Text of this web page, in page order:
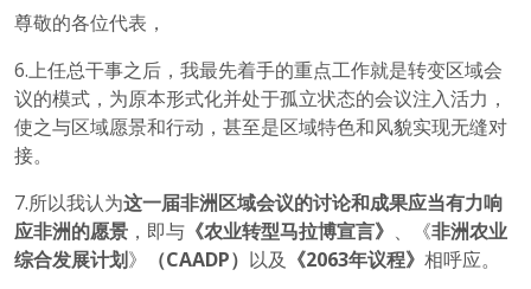
尊敬的各位代表，
6.上任总干事之后，我最先着手的重点工作就是转变区域会
议的模式，为原本形式化并处于孤立状态的会议注入活力，
使之与区域愿景和行动，甚至是区域特色和风貌实现无缝对
接。
7.所以我认为这一届非洲区域会议的讨论和成果应当有力响
应非洲的愿景 ，即与 《农业转型马拉博宣言》 、《非洲农业
综合发展计划》 （CAADP） 以及 《2063年议程》 相呼应。